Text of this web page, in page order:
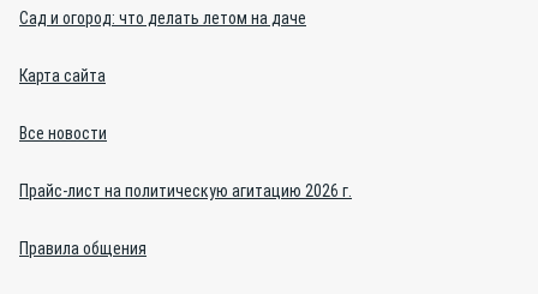
Сад и огород: что делать летом на даче
Карта сайта
Все новости
Прайс-лист на политическую агитацию 2026 г.
Правила общения